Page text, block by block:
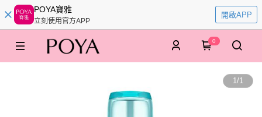
POYA寶雅
立刻使用官方APP
開啟APP
0
1/1